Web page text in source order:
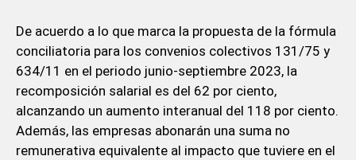
De acuerdo a lo que marca la propuesta de la fórmula
conciliatoria para los convenios colectivos 131/75 y
634/11 en el periodo junio-septiembre 2023, la
recomposición salarial es del 62 por ciento,
alcanzando un aumento interanual del 118 por ciento.
Además, las empresas abonarán una suma no
remunerativa equivalente al impacto que tuviere en el